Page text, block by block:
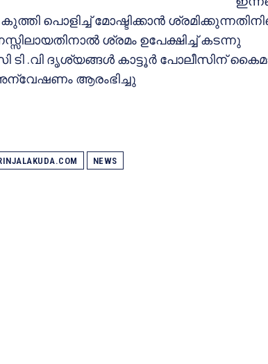
പൊളിച്ച് മോഷ്ടിക്കാന്‍
ശ്രമം ഉപേക്ഷിച്ച് കടന്നു
.വി ദൃശ്യങ്ങള്‍ കാട്ടൂര്‍ പോലീസിന്
ആരംഭിച്ചു
NEWS